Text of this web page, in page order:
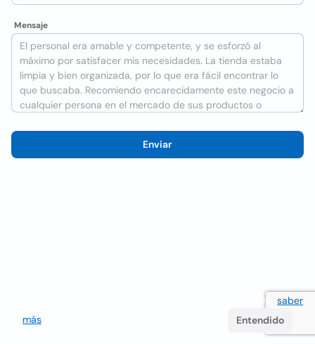
Mensaje
Enviar
Utilizamos cookies para mejorar la experiencia del usuario saber
más
Entendido